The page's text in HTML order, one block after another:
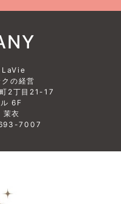
LaVie
の経営
2丁目21-17
6F
茉衣
7007